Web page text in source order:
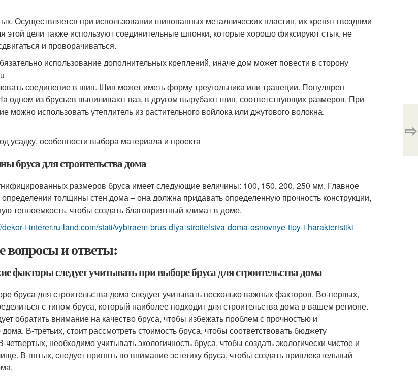
Осуществляется при использовании шипованных металлических пластин, их крепят гвоздями
этой цели также используют соединительные шпонки, которые хорошо фиксируют стык, не
и проворачиваться.
использование дополнительных креплений, иначе дом может повести в сторону
соединение в шип. Шип может иметь форму треугольника или трапеции. Популярен
одном из брусьев выпиливают паз, в другом вырубают шип, соответствующих размеров. При
можно использовать утеплитель из растительного войлока или джутового волокна.
усадку, особенности выбора материала и проекта
бруса для строительства дома
размеров бруса имеет следующие величины: 100, 150, 200, 250 мм. Главное
толщины стен дома – она должна придавать определенную прочность конструкции,
теплоемкость, чтобы создать благоприятный климат в доме.
dekor-i-interer.ru-land.com/stati/vybiraem-brus-dlya-stroitelstva-doma-osnovnye-tipy-i-harakteristiki
вопросы и ответы:
факторы следует учитывать при выборе бруса для строительства дома
бруса для строительства дома следует учитывать несколько важных факторов. Во-первых,
с типом бруса, который наиболее подходит для строительства дома в вашем регионе.
обратить внимание на качество бруса, чтобы избежать проблем с прочностью и
В-третьих, стоит рассмотреть стоимость бруса, чтобы соответствовать бюджету
четвертых, необходимо учитывать экологичность бруса, чтобы создать экологически чистое и
В-пятых, следует принять во внимание эстетику бруса, чтобы создать привлекательный
⇨